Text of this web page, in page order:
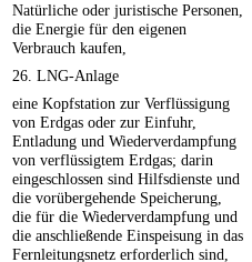
Natürliche oder juristische Personen,
die Energie für den eigenen
Verbrauch kaufen,
26. LNG-Anlage
eine Kopfstation zur Verflüssigung
von Erdgas oder zur Einfuhr,
Entladung und Wiederverdampfung
von verflüssigtem Erdgas; darin
eingeschlossen sind Hilfsdienste und
die vorübergehende Speicherung,
die für die Wiederverdampfung und
die anschließende Einspeisung in das
Fernleitungsnetz erforderlich sind,